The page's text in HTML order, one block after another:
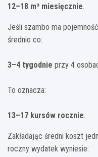
12–18 m³ miesięcznie.
Jeśli szambo ma pojemność
średnio co:
3–4 tygodnie przy 4
To oznacza:
13–17 kursów rocznie.
Zakładając średni koszt
roczny wydatek wyniesie: